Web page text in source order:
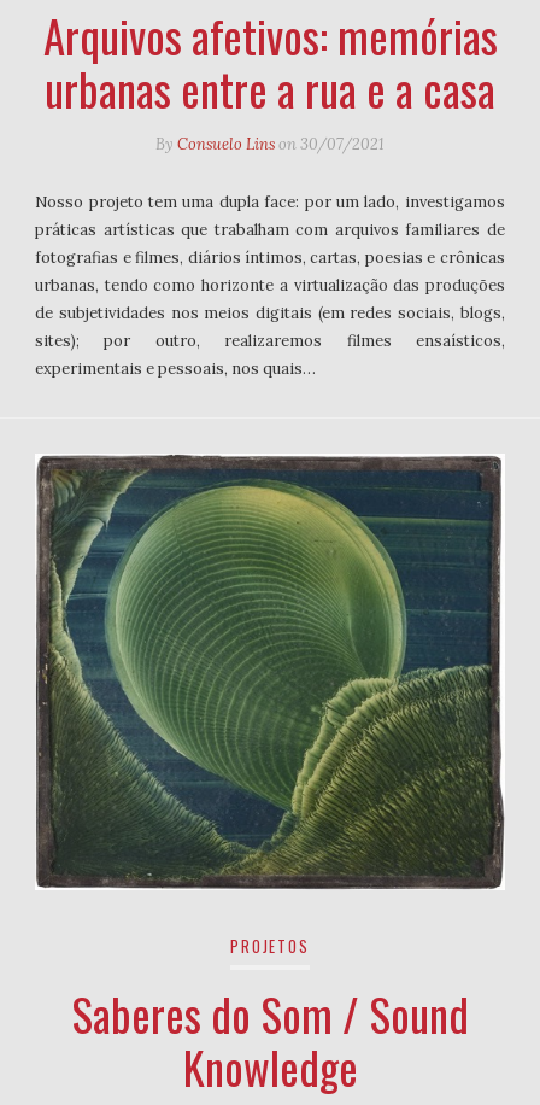
Arquivos afetivos: memórias
urbanas entre a rua e a casa
By Consuelo Linson30/07/2021
Nosso projeto tem uma dupla face: por um lado, investigamos
práticas artísticas que trabalham com arquivos familiares de
fotografias e filmes, diários íntimos, cartas, poesias e crônicas
urbanas, tendo como horizonte a virtualização das produções
de subjetividades nos meios digitais (em redes sociais, blogs,
sites); por outro, realizaremos filmes ensaísticos,
experimentais e pessoais, nos quais…
PROJETOS
Saberes do Som / Sound
Knowledge